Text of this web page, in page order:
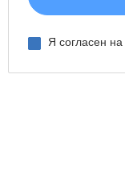
Я согласен на